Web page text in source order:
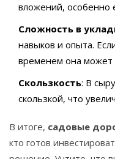
вложений, особенно
Сложность в
навыков и опыта.
временем она может
Скользкость: В
скользкой, что
В итоге, садовые
кто готов